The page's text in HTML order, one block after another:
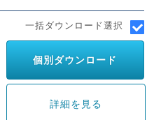
一括ダウンロード選択
個別ダウンロード
詳細を見る